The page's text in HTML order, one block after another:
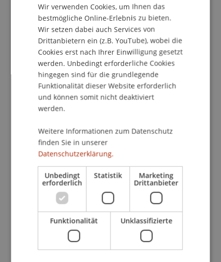
BaugenossenschaftKooperative Grossstadt
Dort hat sie zukunftsweisende Wohnmodelle wie
das «Nukleuswohnen» mitentwickelt. Dieses
Konzept erlaubt es, Wohnungen flexibel an
veränderte Bedürfnisse anzupassen, ohne
bauliche Eingriffe. Erstmals wurde es im
genossenschaftlichen Projekt «San Riemo» in
München umgesetzt. Mit der Methode «
Plan Open Decision
kollektive Entscheidungen und Nachhaltigkeit im
Wohnungsbau abzielen.
Neue Schwerpunkte in Liechtenstein
An der Universität Liechtenstein wird Reem
Almannai ihre Expertise in den Bereichen
Wohnen, Gesellschaft und Gemeinwohl
einbringen. Sie verbindet Forschung und Praxis,
um drängende Fragen des Wohnens und der
Suffizienz mit innovativen Ansätzen zu
beantworten.
Wir verwenden Cookies, um Ihnen das
bestmögliche Online-Erlebnis zu bieten.
Wir setzen dabei auch Services von
Drittanbietern ein (z.B. YouTube), wobei die
Cookies erst nach Ihrer Einwilligung gesetzt
werden. Unbedingt erforderliche Cookies
hingegen sind für die grundlegende
Funktionalität dieser Website erforderlich
und können somit nicht deaktiviert
werden.
Weitere Informationen zum Datenschutz
finden Sie in unserer
Datenschutzerklärung.
Unbedingt
erforderlich
Statistik Marketing
Drittanbieter
Funktionalität Unklassifizierte